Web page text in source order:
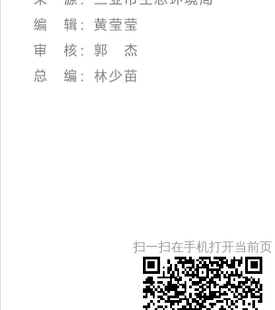
扫一扫在手机打开当前页